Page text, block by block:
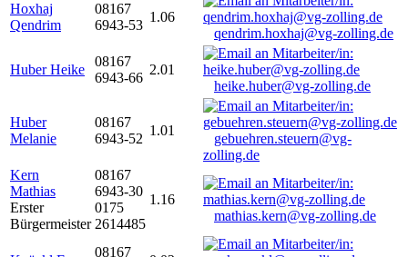
Hoxhaj
Qendrim
08167
6943-53
1.06
qendrim.hoxhaj@vg-zolling.de
Huber Heike
08167
6943-66
2.01
heike.huber@vg-zolling.de
Huber
Melanie
08167
6943-52
1.01
gebuehren.steuern@vg-
zolling.de
Kern
Mathias
Erster
Bürgermeister
08167
6943-30
0175
2614485
1.16
mathias.kern@vg-zolling.de
08167